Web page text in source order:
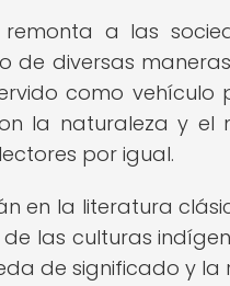
a las
de diversas
como
la naturaleza y
por igual.
en la literatura
las culturas
de significado y la